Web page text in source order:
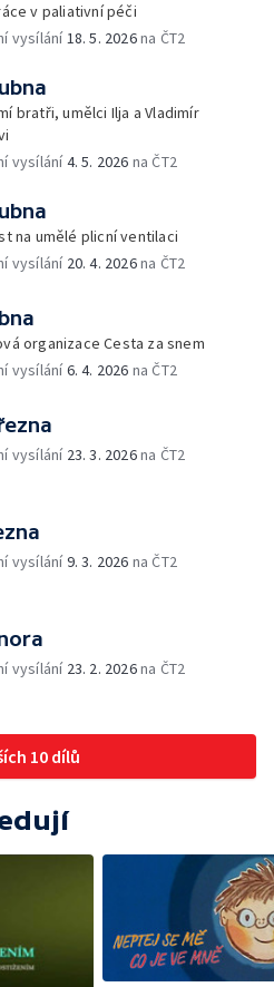
v paliativní péči
vysílání18. 5. 2026na ČT2
bratři, umělci Ilja a Vladimír
vysílání4. 5. 2026 na ČT2
na umělé plicní ventilaci
vysílání 20. 4. 2026na ČT2
organizace Cesta za snem
vysílání6. 4. 2026 na ČT2
vysílání 23. 3. 2026na ČT2
vysílání9. 3. 2026 na ČT2
vysílání 23. 2. 2026na ČT2
10 dílů